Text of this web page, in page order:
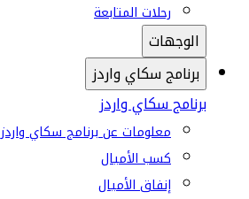
رحلات المتابعة
الوجهات
برنامج سكاي واردز
برنامج سكاي واردز
معلومات عن برنامج سكاي واردز
كسب الأميال
إنفاق الأميال